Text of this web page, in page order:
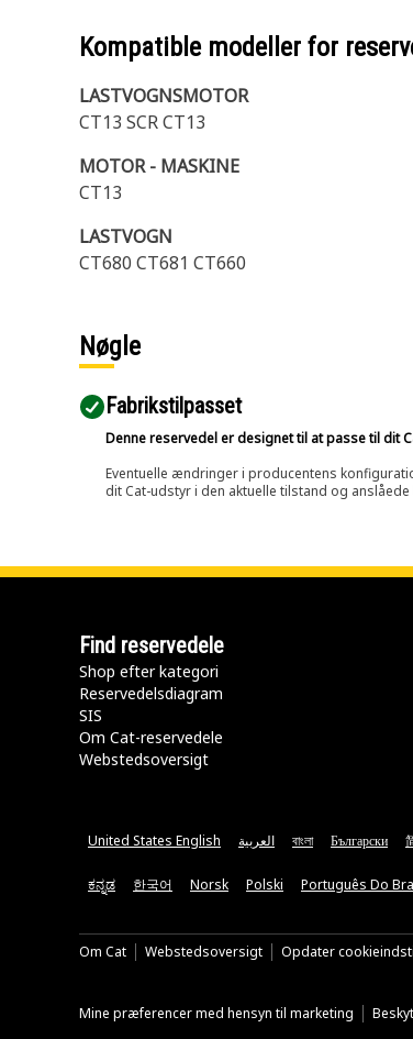
Kompatible modeller for
LASTVOGNSMOTOR
CT13 SCR CT13
MOTOR - MASKINE
CT13
LASTVOGN
CT680 CT681 CT660
Nøgle
Fabrikstilpasset
Denne reservedel er designet til at passe til dit
Eventuelle ændringer i producentens
dit Cat-udstyr i den aktuelle tilstand og
Find reservedele
Shop efter kategori
Reservedelsdiagram
SIS
Om Cat-reservedele
Webstedsoversigt
United States English العربية বাংলা Български
ಕನ್ನಡ 한국어 Norsk Polski Português Do
Om Cat Webstedsoversigt Opdater
Mine præferencer med hensyn til marketing